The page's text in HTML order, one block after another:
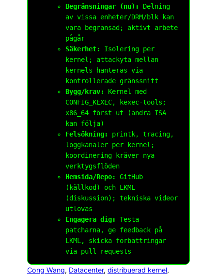
Begränsningar (nu): Delning
av vissa enheter/DRM/blk kan
vara begränsad; aktivt arbete
pågår
Säkerhet: Isolering per
kernel; attackyta mellan
kernels hanteras via
kontrollerade gränssnitt
Bygg/krav: Kernel med
CONFIG_KEXEC, kexec-tools ;
x86_64 först ut (andra ISA
kan följa)
Felsökning:
printk, tracing,
loggkanaler per kernel;
koordinering kräver nya
verktygsflöden
Hemsida/Repo: GitHub
(källkod) och LKML
(diskussion); tekniska videor
utlovas
Engagera dig: Testa
patcharna, ge feedback på
LKML, skicka förbättringar
via pull requests
Cong Wang, Datacenter, distribuerad kernel